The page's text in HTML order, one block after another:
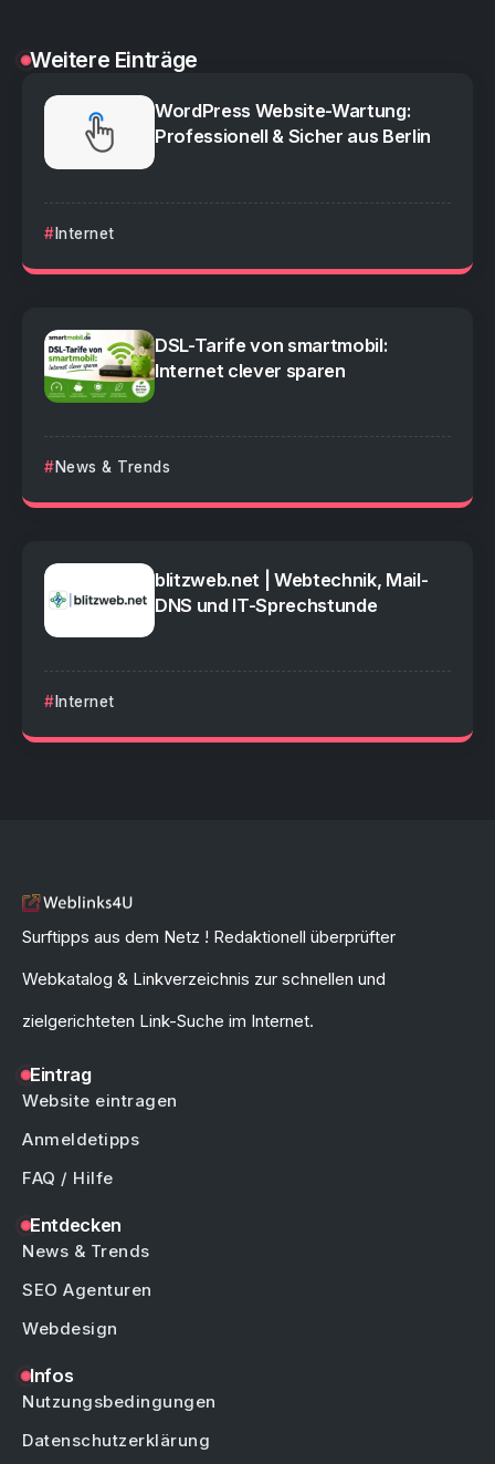
Weitere Einträge
WordPress Website-Wartung:
Professionell & Sicher aus Berlin
Internet
DSL-Tarife von smartmobil:
Internet clever sparen
News & Trends
blitzweb.net | Webtechnik, Mail-
DNS und IT-Sprechstunde
Internet
Surftipps aus dem Netz ! Redaktionell überprüfter
Webkatalog & Linkverzeichnis zur schnellen und
zielgerichteten Link-Suche im Internet.
Eintrag
Website eintragen
Anmeldetipps
FAQ / Hilfe
Entdecken
News & Trends
SEO Agenturen
Webdesign
Infos
Nutzungsbedingungen
Datenschutzerklärung